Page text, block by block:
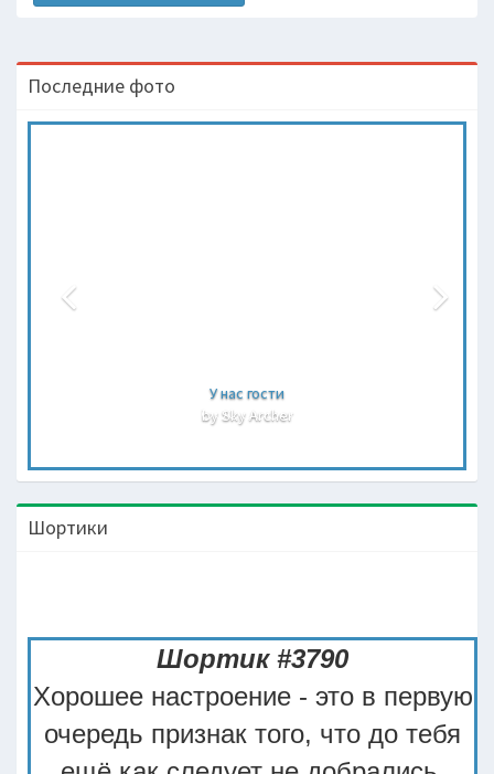
Последние фото
У нас гости
by Sky Archer
Шортики
Шортик #3790
Хорошее настроение - это в первую
очередь признак того, что до тебя